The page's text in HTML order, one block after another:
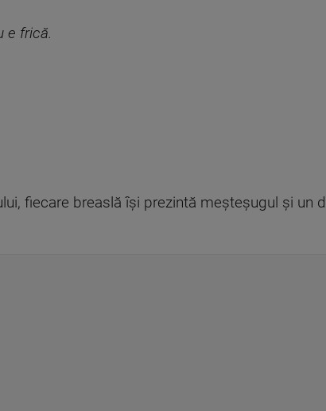
e frică.
fiecare breaslă îşi prezintă meşteşugul şi un